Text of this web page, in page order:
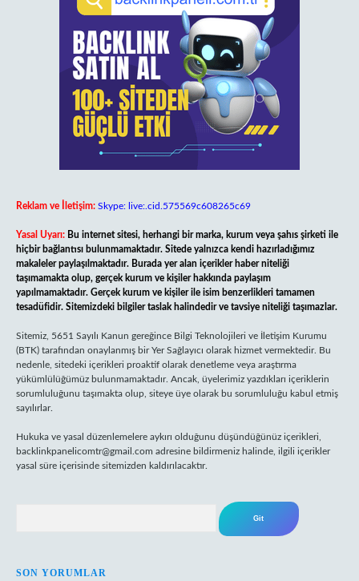
Reklam ve İletişim: Skype: live:.cid.575569c608265c69
Yasal Uyarı: Bu internet sitesi, herhangi bir marka, kurum veya şahıs şirketi ile
hiçbir bağlantısı bulunmamaktadır. Sitede yalnızca kendi hazırladığımız
makaleler paylaşılmaktadır. Burada yer alan içerikler haber niteliği
taşımamakta olup, gerçek kurum ve kişiler hakkında paylaşım
yapılmamaktadır. Gerçek kurum ve kişiler ile isim benzerlikleri tamamen
tesadüfidir. Sitemizdeki bilgiler taslak halindedir ve tavsiye niteliği taşımazlar.
Sitemiz, 5651 Sayılı Kanun gereğince Bilgi Teknolojileri ve İletişim Kurumu
(BTK) tarafından onaylanmış bir Yer Sağlayıcı olarak hizmet vermektedir. Bu
nedenle, sitedeki içerikleri proaktif olarak denetleme veya araştırma
yükümlülüğümüz bulunmamaktadır. Ancak, üyelerimiz yazdıkları içeriklerin
sorumluluğunu taşımakta olup, siteye üye olarak bu sorumluluğu kabul etmiş
sayılırlar.
Hukuka ve yasal düzenlemelere aykırı olduğunu düşündüğünüz içerikleri,
backlinkpanelicomtr@gmail.com adresine bildirmeniz halinde, ilgili içerikler
yasal süre içerisinde sitemizden kaldırılacaktır.
SON YORUMLAR